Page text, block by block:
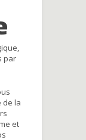
par
de la
et